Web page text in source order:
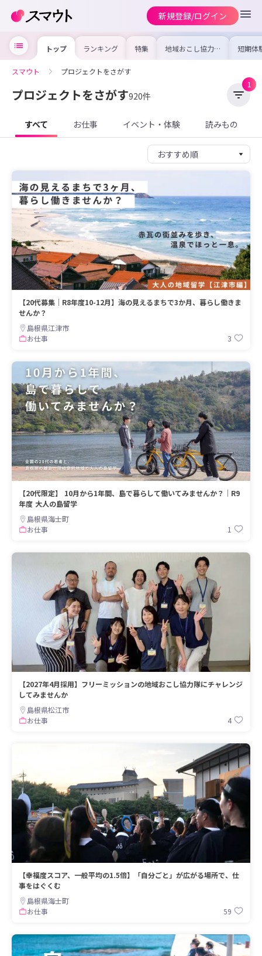
新規登録/ログイン
トップ ランキング 特集 地域おこし協力隊
の求人やイベント
を集めました！仕
短期体
り〜数
域を知
期体
スマウト プロジェクトをさがす
プロジェクトをさがす920件
1
すべて お仕事 イベント・体験 読みもの
【20代募集｜R8年度10-12月】海の見えるまちで3か月、暮らし働きま
せんか？
島根県江津市
お仕事
3
【20代限定】 10月から1年間、島で暮らして働いてみませんか？｜R9
年度 大人の島留学
島根県海士町
お仕事
1
【2027年4月採用】フリーミッションの地域おこし協力隊にチャレンジ
してみませんか
島根県松江市
お仕事
4
【幸福度スコア、一般平均の1.5倍】「自分ごと」が広がる場所で、仕
事をはぐくむ
島根県海士町
お仕事
59